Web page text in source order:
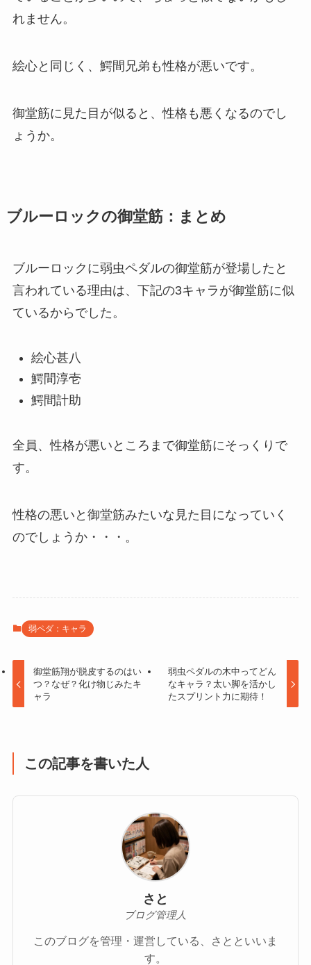
れません。
絵心と同じく、鰐間兄弟も性格が悪いです。
御堂筋に見た目が似ると、性格も悪くなるのでし
ょうか。
ブルーロックの御堂筋：まとめ
ブルーロックに弱虫ペダルの御堂筋が登場したと
言われている理由は、下記の3キャラが御堂筋に似
ているからでした。
絵心甚八
鰐間淳壱
鰐間計助
全員、性格が悪いところまで御堂筋にそっくりで
す。
性格の悪いと御堂筋みたいな見た目になっていく
のでしょうか・・・。
弱ペダ：キャラ
御堂筋翔が脱皮するのはい
つ？なぜ？化け物じみたキ
ャラ
弱虫ペダルの木中ってどん
なキャラ？太い脚を活かし
たスプリント力に期待！
この記事を書いた人
さと
ブログ管理人
このブログを管理・運営している、さとといいま
す。